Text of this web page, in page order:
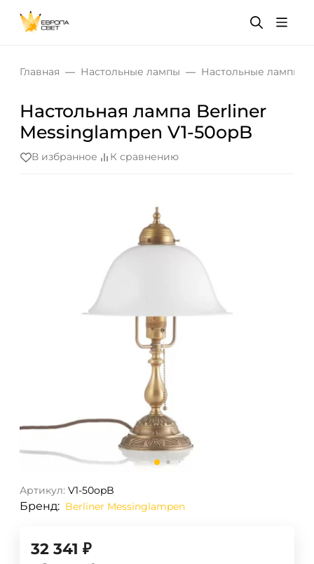
Главная Настольные лампы Настольные лампы
Настольная лампа Berliner
Messinglampen V1-50opB
В избранное К сравнению
Артикул: V1-50opB
Бренд: Berliner Messinglampen
32 341 ₽